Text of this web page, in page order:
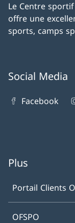
Le Centre
offre une
sports, camps
Social Media
Facebook
Plus
Portail Clients
OFSPO